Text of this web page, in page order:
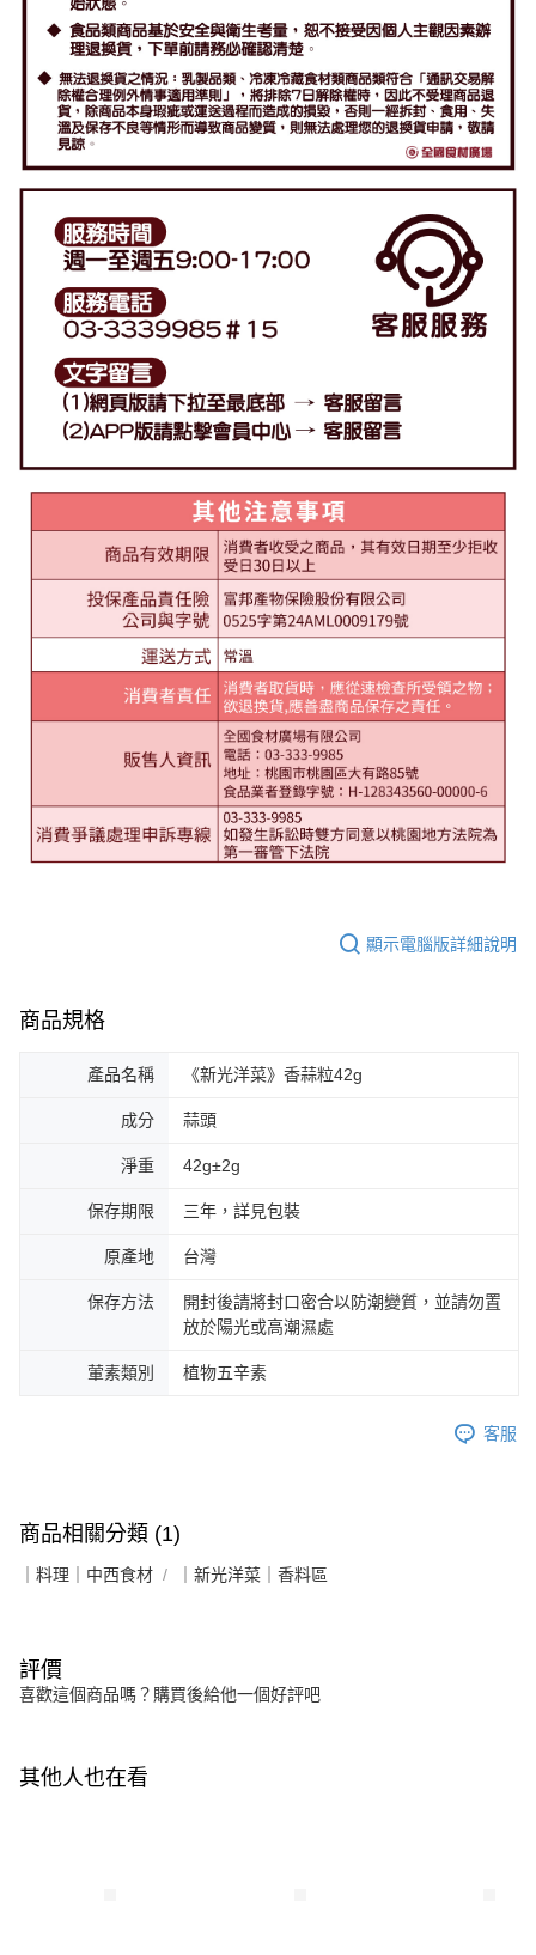
顯示電腦版詳細說明
商品規格
產品名稱 《新光洋菜》香蒜粒42g
成分 蒜頭
淨重 42g±2g
保存期限 三年，詳見包裝
原產地 台灣
保存方法
開封後請將封口密合以防潮變質，並請勿置
放於陽光或高潮濕處
葷素類別 植物五辛素
客服
商品相關分類 (1)
｜料理｜中西食材 ｜新光洋菜｜香料區
評價
喜歡這個商品嗎？購買後給他一個好評吧
其他人也在看